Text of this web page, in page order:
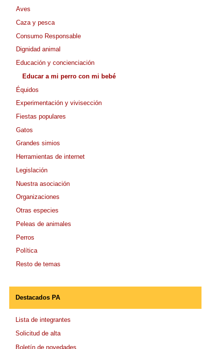
Aves
Caza y pesca
Consumo Responsable
Dignidad animal
Educación y concienciación
Educar a mi perro con mi bebé
Équidos
Experimentación y vivisección
Fiestas populares
Gatos
Grandes simios
Herramientas de internet
Legislación
Nuestra asociación
Organizaciones
Otras especies
Peleas de animales
Perros
Política
Resto de temas
Destacados PA
Lista de integrantes
Solicitud de alta
Boletín de novedades